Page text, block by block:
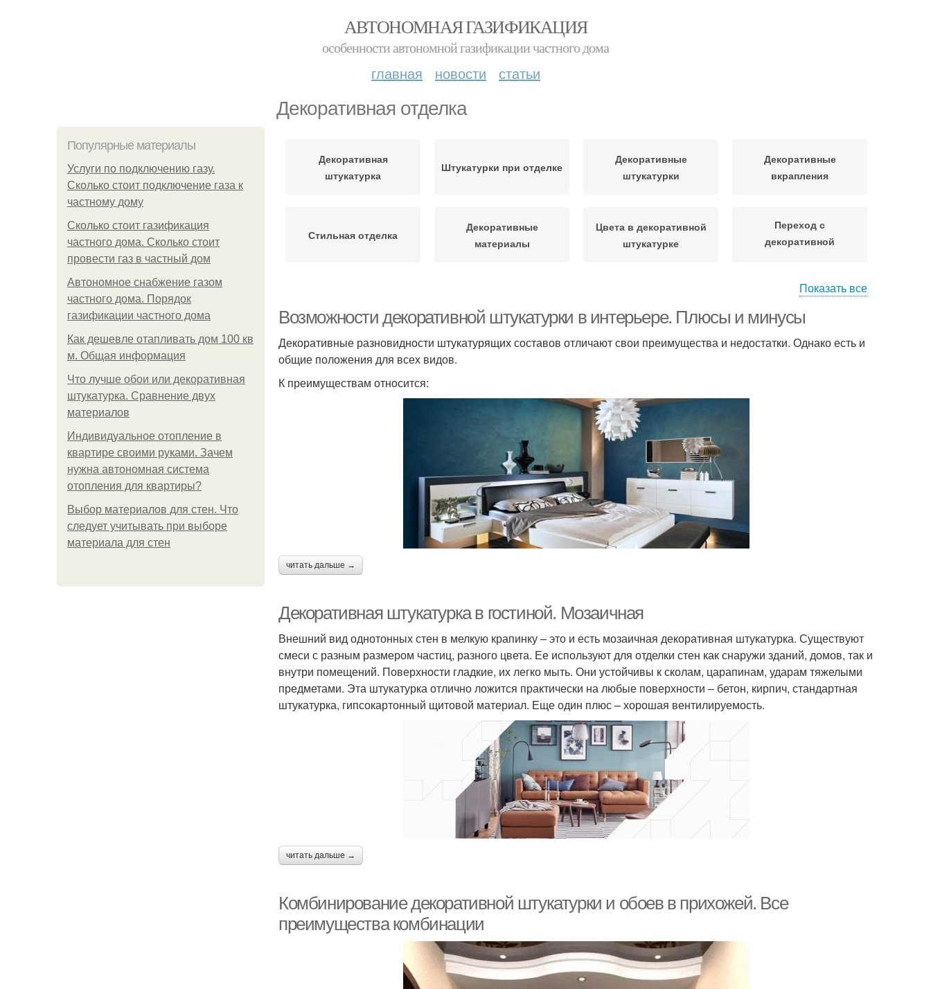
АВТОНОМНАЯ ГАЗИФИКАЦИЯ
особенности автономной газификации частного дома
главная новости статьи
Декоративная отделка
Популярные материалы
Услуги по подключению газу.
Сколько стоит подключение газа к
частному дому
Сколько стоит газификация
частного дома. Сколько стоит
провести газ в частный дом
Автономное снабжение газом
частного дома. Порядок
газификации частного дома
Как дешевле отапливать дом 100 кв
м. Общая информация
Что лучше обои или декоративная
штукатурка. Сравнение двух
материалов
Индивидуальное отопление в
квартире своими руками. Зачем
нужна автономная система
отопления для квартиры?
Выбор материалов для стен. Что
следует учитывать при выборе
материала для стен
Декоративная
штукатурка
Штукатурки при отделке
Декоративные
штукатурки
Декоративные
вкрапления
Стильная отделка
Декоративные
материалы
Цвета в декоративной
штукатурке
Переход с
декоративной
Показать все
Возможности декоративной штукатурки в интерьере. Плюсы и минусы
Декоративные разновидности штукатурящих составов отличают свои преимущества и недостатки. Однако есть и
общие положения для всех видов.
К преимуществам относится:
читать дальше →
Декоративная штукатурка в гостиной. Мозаичная
Внешний вид однотонных стен в мелкую крапинку – это и есть мозаичная декоративная штукатурка. Существуют
смеси с разным размером частиц, разного цвета. Ее используют для отделки стен как снаружи зданий, домов, так и
внутри помещений. Поверхности гладкие, их легко мыть. Они устойчивы к сколам, царапинам, ударам тяжелыми
предметами. Эта штукатурка отлично ложится практически на любые поверхности – бетон, кирпич, стандартная
штукатурка, гипсокартонный щитовой материал. Еще один плюс – хорошая вентилируемость.
читать дальше →
Комбинирование декоративной штукатурки и обоев в прихожей. Все
преимущества комбинации